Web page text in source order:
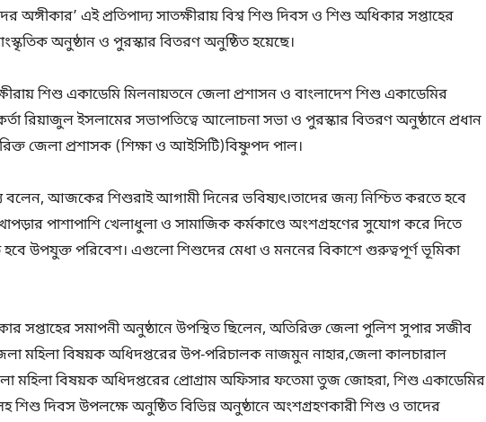
অঙ্গীকার’ এই প্রতিপাদ্য সাতক্ষীরায় বিশ্ব শিশু দিবস ও শিশু অধিকার সপ্তাহের
অনুষ্ঠান ও পুরস্কার বিতরণ অনুষ্ঠিত হয়েছে।
শিশু একাডেমি মিলনায়তনে জেলা প্রশাসন ও বাংলাদেশ শিশু একাডেমির
রিয়াজুল ইসলামের সভাপতিত্বে আলোচনা সভা ও পুরস্কার বিতরণ অনুষ্ঠানে প্রধান
জেলা প্রশাসক (শিক্ষা ও আইসিটি)বিষ্ণুপদ পাল।
বলেন, আজকের শিশুরাই আগামী দিনের ভবিষ্যৎ।তাদের জন্য নিশ্চিত করতে হবে
পাশাপাশি খেলাধুলা ও সামাজিক কর্মকাণ্ডে অংশগ্রহণের সুযোগ করে দিতে
হবে উপযুক্ত পরিবেশ। এগুলো শিশুদের মেধা ও মননের বিকাশে গুরুত্বপূর্ণ ভূমিকা
সপ্তাহের সমাপনী অনুষ্ঠানে উপস্থিত ছিলেন, অতিরিক্ত জেলা পুলিশ সুপার সজীব
মহিলা বিষয়ক অধিদপ্তরের উপ-পরিচালক নাজমুন নাহার,জেলা কালচারাল
মহিলা বিষয়ক অধিদপ্তরের প্রোগ্রাম অফিসার ফতেমা তুজ জোহরা, শিশু একাডেমির
শিশু দিবস উপলক্ষে অনুষ্ঠিত বিভিন্ন অনুষ্ঠানে অংশগ্রহণকারী শিশু ও তাদের